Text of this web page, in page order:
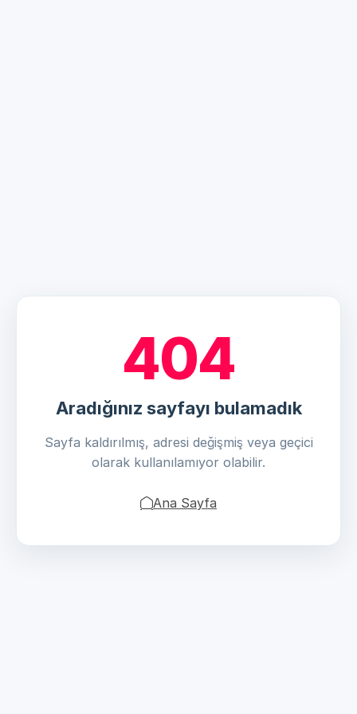
404
Aradığınız sayfayı bulamadık
Sayfa kaldırılmış, adresi değişmiş veya geçici
olarak kullanılamıyor olabilir.
Ana Sayfa